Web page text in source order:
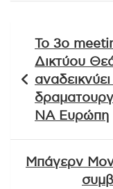
άρθρων
Το 3ο
Δικτύου
ΝΑ Ευρώπη
Μπάγερν